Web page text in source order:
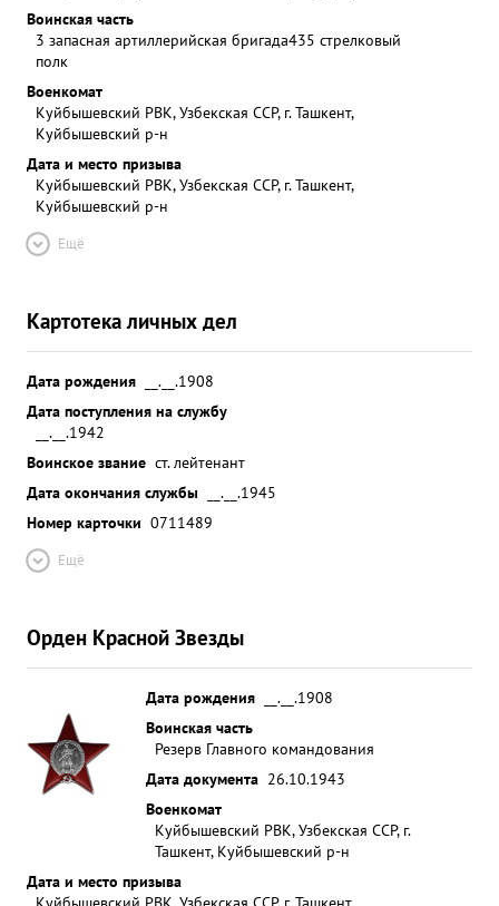
Воинская часть
3 запасная артиллерийская бригада435 стрелковый
полк
Военкомат
Куйбышевский РВК, Узбекская ССР, г. Ташкент,
Куйбышевский р-н
Дата и место призыва
Куйбышевский РВК, Узбекская ССР, г. Ташкент,
Куйбышевский р-н
Ещё
Картотека личных дел
Дата рождения
__.__.1908
Дата поступления на службу
__.__.1942
Воинское звание ст. лейтенант
Дата окончания службы
__.__.1945
Номер карточки 0711489
Ещё
Орден Красной Звезды
Дата рождения
__.__.1908
Воинская часть
Резерв Главного командования
Дата документа 26.10.1943
Военкомат
Куйбышевский РВК, Узбекская ССР, г.
Ташкент, Куйбышевский р-н
Дата и место призыва